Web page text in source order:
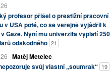
profesor přišel o prestižní pracovní
v USA poté, co se veřejně vyjádřil k
Gaze. Nyní mu univerzita vyplatí 250
odškodného 21
Matěj Metelec
svůj vlastní „soumrak“ 19